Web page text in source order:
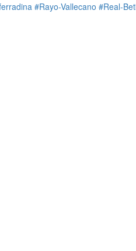
#Rayo-Vallecano #Real-